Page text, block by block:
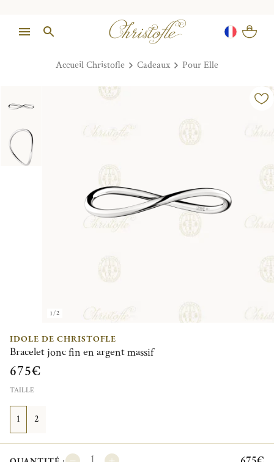
Accueil Christofle Cadeaux Pour Elle
1/2
IDOLE DE CHRISTOFLE
Bracelet jonc fin en argent massif
675€
TAILLE
1 2